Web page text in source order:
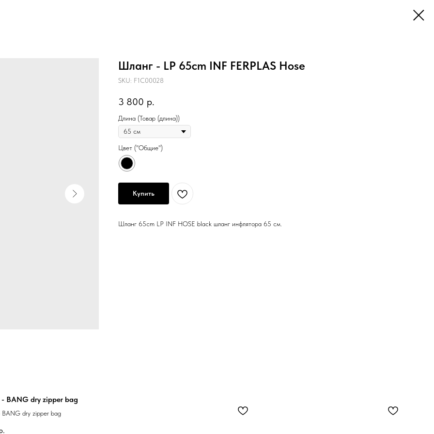
Шланг - LP 65cm INF FERPLAS Hose
SKU: F1C00028
3 800 р.
Длина (Товар (длина))
Цвет ("Общие")
Купить
Шланг 65cm LP INF HOSE black шланг инфлятора 65 см.
BANG dry zipper bag
dry zipper bag